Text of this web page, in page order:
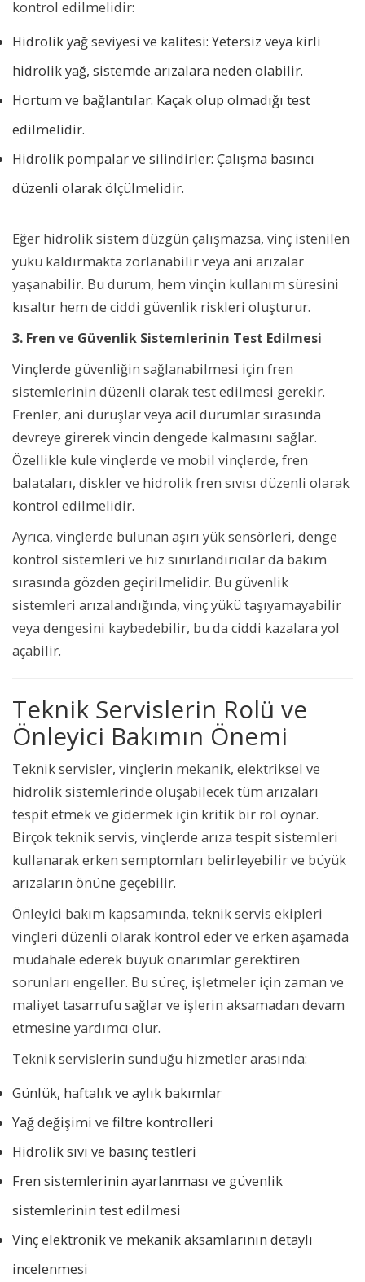
kontrol edilmelidir:
Hidrolik yağ seviyesi ve kalitesi: Yetersiz veya kirli
hidrolik yağ, sistemde arızalara neden olabilir.
Hortum ve bağlantılar: Kaçak olup olmadığı test
edilmelidir.
Hidrolik pompalar ve silindirler: Çalışma basıncı
düzenli olarak ölçülmelidir.
Eğer hidrolik sistem düzgün çalışmazsa, vinç istenilen
yükü kaldırmakta zorlanabilir veya ani arızalar
yaşanabilir. Bu durum, hem vinçin kullanım süresini
kısaltır hem de ciddi güvenlik riskleri oluşturur.
3. Fren ve Güvenlik Sistemlerinin Test Edilmesi
Vinçlerde güvenliğin sağlanabilmesi için fren
sistemlerinin düzenli olarak test edilmesi gerekir.
Frenler, ani duruşlar veya acil durumlar sırasında
devreye girerek vincin dengede kalmasını sağlar.
Özellikle kule vinçlerde ve mobil vinçlerde, fren
balataları, diskler ve hidrolik fren sıvısı düzenli olarak
kontrol edilmelidir.
Ayrıca, vinçlerde bulunan aşırı yük sensörleri, denge
kontrol sistemleri ve hız sınırlandırıcılar da bakım
sırasında gözden geçirilmelidir. Bu güvenlik
sistemleri arızalandığında, vinç yükü taşıyamayabilir
veya dengesini kaybedebilir, bu da ciddi kazalara yol
açabilir.
Teknik Servislerin Rolü ve
Önleyici Bakımın Önemi
Teknik servisler, vinçlerin mekanik, elektriksel ve
hidrolik sistemlerinde oluşabilecek tüm arızaları
tespit etmek ve gidermek için kritik bir rol oynar.
Birçok teknik servis, vinçlerde arıza tespit sistemleri
kullanarak erken semptomları belirleyebilir ve büyük
arızaların önüne geçebilir.
Önleyici bakım kapsamında, teknik servis ekipleri
vinçleri düzenli olarak kontrol eder ve erken aşamada
müdahale ederek büyük onarımlar gerektiren
sorunları engeller. Bu süreç, işletmeler için zaman ve
maliyet tasarrufu sağlar ve işlerin aksamadan devam
etmesine yardımcı olur.
Teknik servislerin sunduğu hizmetler arasında:
Günlük, haftalık ve aylık bakımlar
Yağ değişimi ve filtre kontrolleri
Hidrolik sıvı ve basınç testleri
Fren sistemlerinin ayarlanması ve güvenlik
sistemlerinin test edilmesi
Vinç elektronik ve mekanik aksamlarının detaylı
incelenmesi